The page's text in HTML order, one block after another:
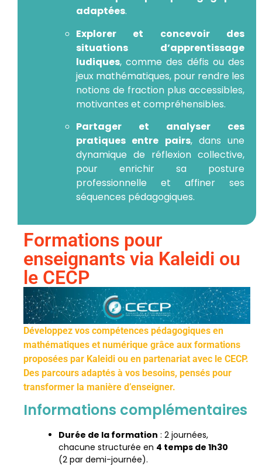
adaptées.
Explorer et concevoir des
situations d’apprentissage
ludiques, comme des défis ou des
jeux mathématiques, pour rendre les
notions de fraction plus accessibles,
motivantes et compréhensibles.
Partager et analyser ces
pratiques entre pairs, dans une
dynamique de réflexion collective,
pour enrichir sa posture
professionnelle et affiner ses
séquences pédagogiques.
Formations pour
enseignants via Kaleidi ou
le CECP
Développez vos compétences pédagogiques en
mathématiques et numérique grâce aux formations
proposées par Kaleidi ou en partenariat avec le CECP.
Des parcours adaptés à vos besoins, pensés pour
transformer la manière d’enseigner.
Informations complémentaires
Durée de la formation : 2 journées,
chacune structurée en 4 temps de 1h30
(2 par demi-journée).